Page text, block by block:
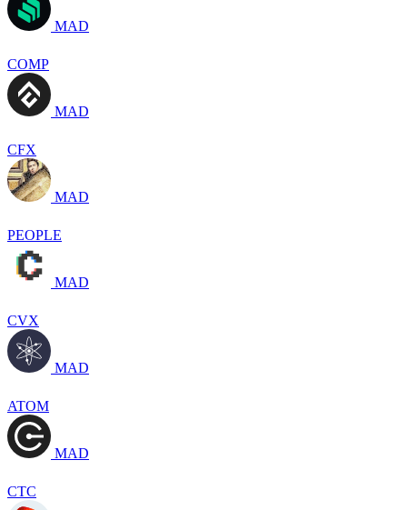
MAD
COMP
MAD
CFX
MAD
PEOPLE
MAD
CVX
MAD
ATOM
MAD
CTC